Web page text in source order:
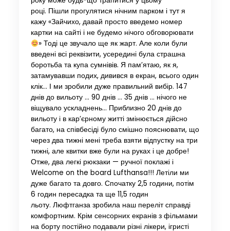
році. Пішли прогулятися нічним парком і тут я
кажу «Зайчихо, давай просто введемо номер
картки на сайті і не будемо нічого обговорювати
» Тоді це звучало ще як жарт. Але коли були
введені всі реквізити, усередині була страшна
боротьба та купа сумнівів. Я пам’ятаю, як я,
затамувавши подих, дивився в екран, всього один
клік… І ми зробили дуже правильний вибір. 147
днів до вильоту … 90 днів … 35 днів … нічого не
віщувало ускладнень… Приблизно 20 днів до
вильоту і в кар’єрному житті змінюється дійсно
багато, на співбесіді було смішно пояснювати, що
через два тижні мені треба взяти відпустку на три
тижні, але квитки вже були на руках і це добре!
Отже, два легкі рюкзаки — ручної поклажі і
Welcome on the board Lufthansa!!! Летіли ми
дуже багато та довго. Спочатку 2,5 години, потім
6 годин пересадка та ще 11,5 годин
льоту. Люфтганза зробила наш переліт справді
комфортним. Крім сенсорних екранів з фільмами
на борту постійно подавали різні лікери, ігристі